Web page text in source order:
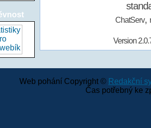
ChatServ,
Version
Web pohání Copyright © Redakční
Čas potřebný ke